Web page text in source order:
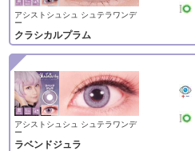
アシストシュシュ シュテラワンデ
ー
クラシカルプラム
アシストシュシュ シュテラワンデ
ー
ラベンドジュラ